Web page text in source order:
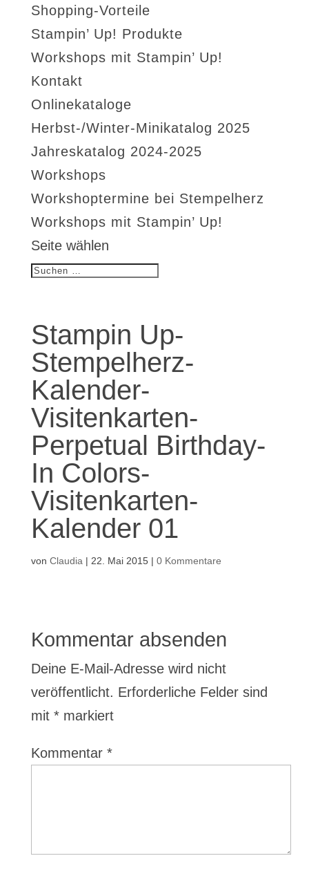
Shopping-Vorteile
Stampin’ Up! Produkte
Workshops mit Stampin’ Up!
Kontakt
Onlinekataloge
Herbst-/Winter-Minikatalog 2025
Jahreskatalog 2024-2025
Workshops
Workshoptermine bei Stempelherz
Workshops mit Stampin’ Up!
Seite wählen
Stampin Up-
Stempelherz-
Kalender-
Visitenkarten-
Perpetual Birthday-
In Colors-
Visitenkarten-
Kalender 01
von Claudia | 22. Mai 2015| 0 Kommentare
Kommentar absenden
Deine E-Mail-Adresse wird nicht
veröffentlicht. Erforderliche Felder sind
mit *markiert
Kommentar *